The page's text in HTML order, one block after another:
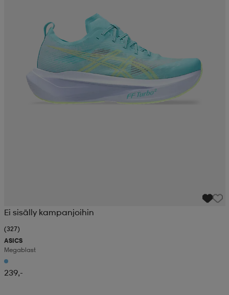
Ei sisälly kampanjoihin
(327)
ASICS
Megablast
239,-